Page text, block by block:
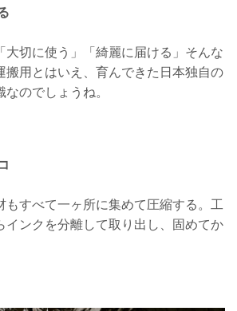
大切に使う」「綺麗に届ける」そんな
搬用とはいえ、育んできた日本独自の
のでしょうね。
もすべて一ヶ所に集めて圧縮する。工
インクを分離して取り出し、固めてか